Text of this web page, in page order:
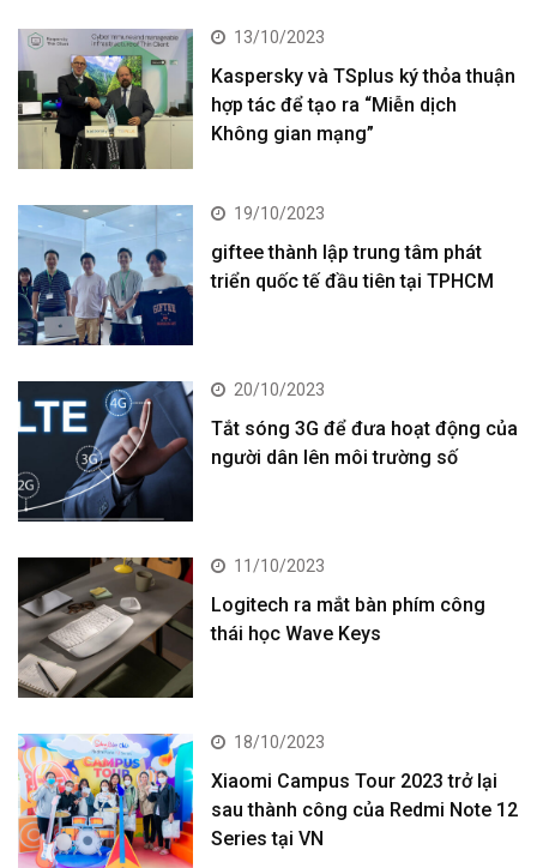
13/10/2023
Kaspersky và TSplus ký thỏa thuận
hợp tác để tạo ra “Miễn dịch
Không gian mạng”
19/10/2023
giftee thành lập trung tâm phát
triển quốc tế đầu tiên tại TPHCM
20/10/2023
Tắt sóng 3G để đưa hoạt động của
người dân lên môi trường số
11/10/2023
Logitech ra mắt bàn phím công
thái học Wave Keys
18/10/2023
Xiaomi Campus Tour 2023 trở lại
sau thành công của Redmi Note 12
Series tại VN